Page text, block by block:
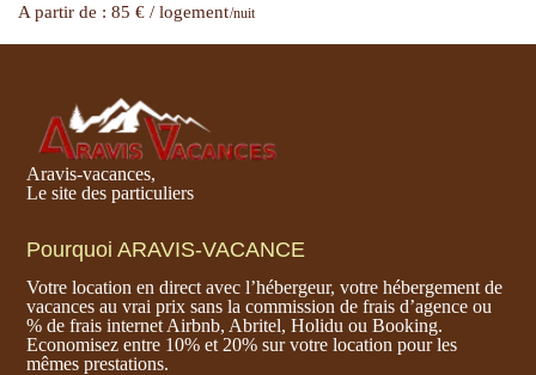
A partir de : 85 € / logement/nuit
Aravis-vacances,
Le site des particuliers
Pourquoi ARAVIS-VACANCE
Votre location en direct avec l’hébergeur, votre hébergement de
vacances au vrai prix sans la commission de frais d’agence ou
% de frais internet Airbnb, Abritel, Holidu ou Booking.
Economisez entre 10% et 20% sur votre location pour les
mêmes prestations.